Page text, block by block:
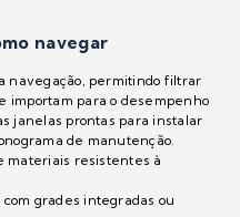
navegar
navegação, permitindo filtrar
importam para o desempenho
janelas prontas para instalar
de manutenção.
materiais resistentes à
grades integradas ou